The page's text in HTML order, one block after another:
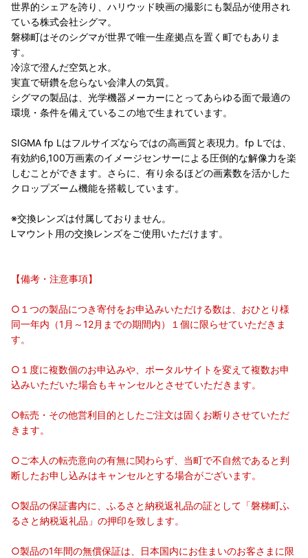
世界的シェアを誇り、ハリウッド映画の撮影にも製品が使用され
ている株式会社シグマ。
磐梯町はそのシグマが世界で唯一生産拠点を置く町でもありま
す。
冷涼で澄んだ空気と水。
実直で研鑽を怠らない会津人の気質。
シグマの製品は、光学機器メーカーにとってあらゆる面で最適の
環境・条件を備えているこの地で生まれています。
SIGMA fp Lはフルサイズならではの高画質と表現力。fp Lでは、
有効約6,100万画素のイメージセンサーによる圧倒的な解像力を楽
しむことができます。さらに、有り余るほどの画素数を活かした
クロップズーム機能を搭載しています。
※交換レンズは付属しておりません。
Lマウント用の交換レンズをご使用いただけます。
【備考・注意事項】
○１つの製品につき寄付をお申込みいただける数は、おひとり様
同一年内（1月～12月までの期間内）１個に限らせていただきま
す。
○１度に複数個のお申込みや、ポータルサイトを変えて複数お申
込みいただいた場合もキャンセルとさせていただきます。
○転売・その他営利目的としたご注文は固くお断りさせていただ
きます。
○ご本人の転売意向の有無に関わらず、当町で不自然であると判
断したお申し込みはキャンセルとする場合がございます。
○製品の保証書内に、ふるさと納税返礼品の証として「磐梯町ふ
るさと納税返礼品」の押印を致します。
○製品の1年間の無償保証は、日本国内にお住まいのお客さまに限